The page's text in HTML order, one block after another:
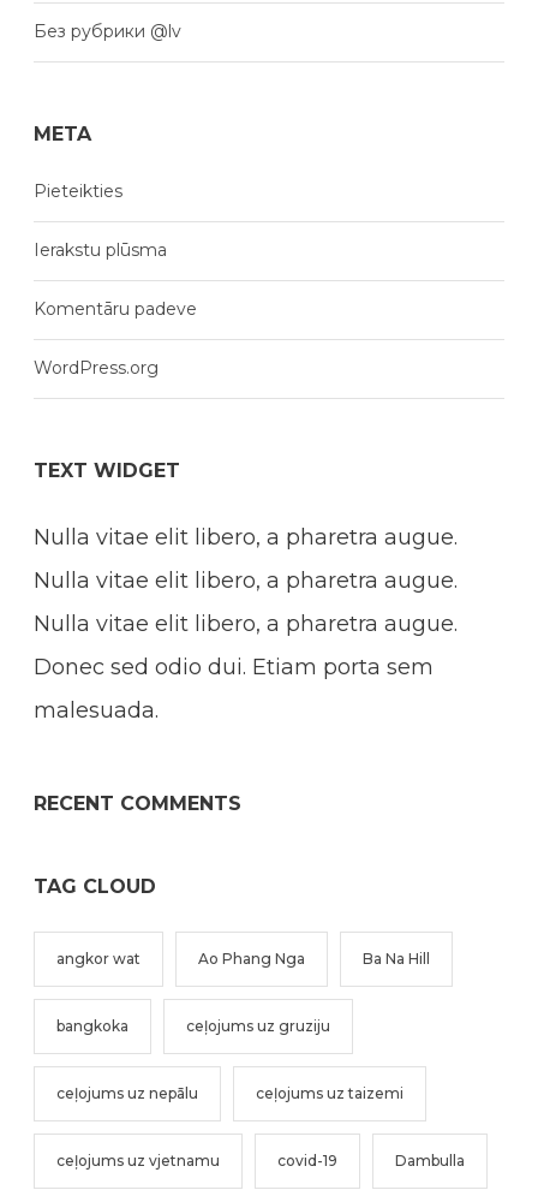
Без рубрики @lv
META
Pieteikties
Ierakstu plūsma
Komentāru padeve
WordPress.org
TEXT WIDGET
Nulla vitae elit libero, a pharetra augue.
Nulla vitae elit libero, a pharetra augue.
Nulla vitae elit libero, a pharetra augue.
Donec sed odio dui. Etiam porta sem
malesuada.
RECENT COMMENTS
TAG CLOUD
angkor wat Ao Phang Nga Ba Na Hill
bangkoka ceļojums uz gruziju
ceļojums uz nepālu ceļojums uz taizemi
ceļojums uz vjetnamu covid-19 Dambulla